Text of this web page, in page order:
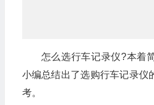
怎么选行车记录仪?本着
小编总结出了选购行车记录仪
考。